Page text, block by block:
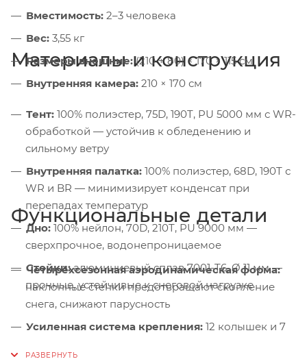
Вместимость: 2–3 человека
Вес: 3,55 кг
Размеры внешние:(210 + 80) × 170 × 115 см
Внутренняя камера: 210 × 170 см
Материалы и конструкция
Тент: 100% полиэстер, 75D, 190T, PU 5000 мм с WR-
обработкой — устойчив к обледенению и
сильному ветру
Внутренняя палатка: 100% полиэстер, 68D, 190T с
WR и BR — минимизирует конденсат при
перепадах температур
Дно: 100% нейлон, 70D, 210T, PU 9000 мм —
сверхпрочное, водонепроницаемое
Стойки:алюминиевый сплав 7001-T6, Ø 11 мм —
прочные, устойчивые к снеговой нагрузке
Функциональные детали
Четырёхсезонная аэродинамическая форма:
наклонные стенки предотвращают скопление
снега, снижают парусность
Усиленная система крепления: 12 колышек и 7